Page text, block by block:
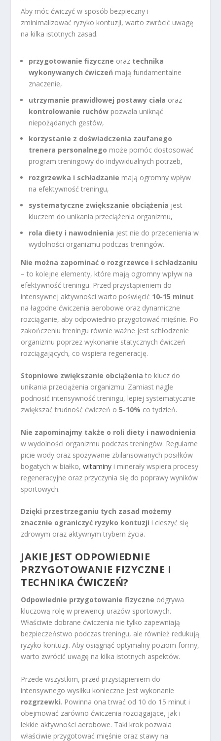
Aby móc ćwiczyć w sposób bezpieczny i
zminimalizować ryzyko kontuzji, warto zwrócić uwagę
na kilka istotnych zasad.
przygotowanie fizyczne oraz technika
wykonywanych ćwiczeń mają fundamentalne
znaczenie,
utrzymanie prawidłowej postawy ciała oraz
kontrolowanie ruchów pozwala uniknąć
niepożądanych gestów,
korzystanie z doświadczenia zaufanego
trenera personalnego może pomóc dostosować
program treningowy do indywidualnych potrzeb,
rozgrzewka i schładzanie mają ogromny wpływ
na efektywność treningu,
systematyczne zwiększanie obciążenia jest
kluczem do unikania przeciążenia organizmu,
rola diety i nawodnienia jest nie do przecenienia w
wydolności organizmu podczas treningów.
Nie można zapominać o rozgrzewce i schładzaniu
– to kolejne elementy, które mają ogromny wpływ na
efektywność treningu. Przed przystąpieniem do
intensywnej aktywności warto poświęcić 10-15 minut
na łagodne ćwiczenia aerobowe oraz dynamiczne
rozciąganie, aby odpowiednio przygotować mięśnie. Po
zakończeniu treningu równie ważne jest schłodzenie
organizmu poprzez wykonanie statycznych ćwiczeń
rozciągających, co wspiera regenerację.
Stopniowe zwiększanie obciążenia to klucz do
unikania przeciążenia organizmu. Zamiast nagle
podnosić intensywność treningu, lepiej systematycznie
zwiększać trudność ćwiczeń o5-10% co tydzień.
Nie zapominajmy także o roli diety i nawodnienia
w wydolności organizmu podczas treningów. Regularne
picie wody oraz spożywanie zbilansowanych posiłków
bogatych w białko,witaminy i minerały wspiera procesy
regeneracyjne oraz przyczynia się do poprawy wyników
sportowych.
Dzięki przestrzeganiu tych zasad możemy
znacznie ograniczyć ryzyko kontuzji i cieszyć się
zdrowym oraz aktywnym trybem życia.
JAKIE JEST ODPOWIEDNIE
PRZYGOTOWANIE FIZYCZNE I
TECHNIKA ĆWICZEŃ?
Odpowiednie przygotowanie fizyczne odgrywa
kluczową rolę w prewencji urazów sportowych.
Właściwie dobrane ćwiczenia nie tylko zapewniają
bezpieczeństwo podczas treningu, ale również redukują
ryzyko kontuzji. Aby osiągnąć optymalny poziom formy,
warto zwrócić uwagę na kilka istotnych aspektów.
Przede wszystkim, przed przystąpieniem do
intensywnego wysiłku konieczne jest wykonanie
rozgrzewki. Powinna ona trwać od 10 do 15 minut i
obejmować zarówno ćwiczenia rozciągające, jak i
lekkie aktywności aerobowe. Taki krok pozwala
właściwie przygotować mięśnie oraz stawy na